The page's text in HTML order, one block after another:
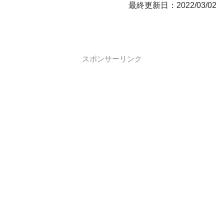
最終更新日：2022/03/02
スポンサーリンク